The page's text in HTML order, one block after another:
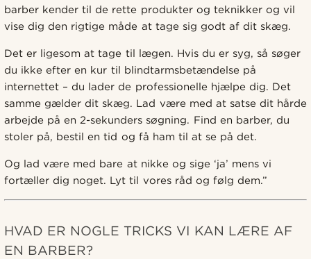
barber kender til de rette produkter og teknikker og vil
vise dig den rigtige måde at tage sig godt af dit skæg.
Det er ligesom at tage til lægen. Hvis du er syg, så søger
du ikke efter en kur til blindtarmsbetændelse på
internettet – du lader de professionelle hjælpe dig. Det
samme gælder dit skæg. Lad være med at satse dit hårde
arbejde på en 2-sekunders søgning. Find en barber, du
stoler på, bestil en tid og få ham til at se på det.
Og lad være med bare at nikke og sige ‘ja’ mens vi
fortæller dig noget. Lyt til vores råd og følg dem.”
HVAD ER NOGLE TRICKS VI KAN LÆRE AF
EN BARBER?